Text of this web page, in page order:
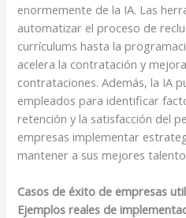
enormemente de la IA. Las
automatizar el proceso de
currículums hasta la
acelera la contratación y
contrataciones. Además, la IA
empleados para identificar
retención y la satisfacción del
empresas implementar
mantener a sus mejores
Casos de éxito de empresas
Ejemplos reales de